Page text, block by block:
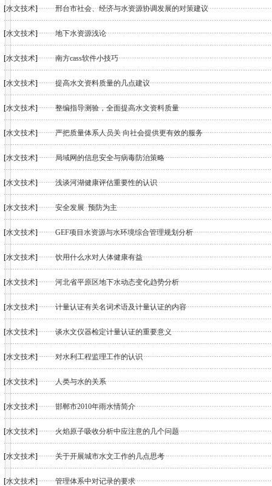
[水文技术] 邢台市社会、经济与水资源协调发展的对策建议
[水文技术] 地下水资源浅论
[水文技术] 南方cass软件小技巧
[水文技术] 提高水文资料质量的几点建议
[水文技术] 整编指导测验，全面提高水文资料质量
[水文技术] 严把质量体系人员关 向社会提供更有效的服务
[水文技术] 局域网的信息安全与病毒防治策略
[水文技术] 浅谈河湖健康评估重要性的认识
[水文技术] 安全发展 预防为主
[水文技术] GEF项目水资源与水环境综合管理规划分析
[水文技术] 饮用什么水对人体健康有益
[水文技术] 河北省平原区地下水动态变化趋势分析
[水文技术] 计量认证有关名词术语及计量认证的内容
[水文技术] 谈水文仪器检定计量认证的重要意义
[水文技术] 对水利工程监理工作的认识
[水文技术] 人类与水的关系
[水文技术] 邯郸市2010年雨水情简介
[水文技术] 火焰原子吸收分析中应注意的几个问题
[水文技术] 关于开展城市水文工作的几点思考
[水文技术] 管理体系中对记录的要求